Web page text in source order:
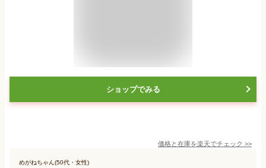
ショップでみる
価格と在庫を楽天でチェック >>
めがねちゃん(50代・女性)